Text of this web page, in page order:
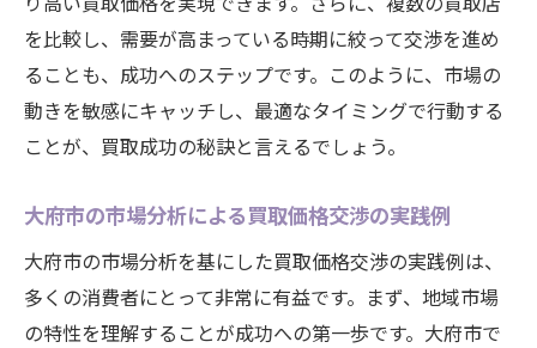
を比較し、需要が高まっている時期に絞って交渉を進め
ることも、成功へのステップです。このように、市場の
動きを敏感にキャッチし、最適なタイミングで行動する
ことが、買取成功の秘訣と言えるでしょう。
大府市の市場分析による買取価格交渉の実践例
大府市の市場分析を基にした買取価格交渉の実践例は、
多くの消費者にとって非常に有益です。まず、地域市場
の特性を理解することが成功への第一歩です。大府市で